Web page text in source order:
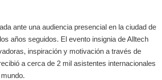
ante una audiencia presencial en la ciudad de
años seguidos. El evento insignia de Alltech
inspiración y motivación a través de
a cerca de 2 mil asistentes internacionales